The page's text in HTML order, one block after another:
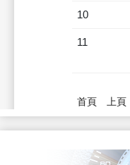
10
11
首頁 上頁